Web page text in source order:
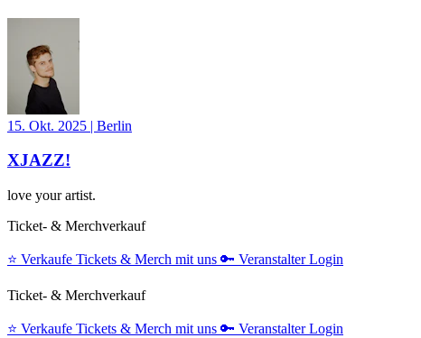
15. Okt. 2025 | Berlin
XJAZZ!
love your artist.
Ticket- & Merchverkauf
⭐️ Verkaufe Tickets & Merch mit uns 🔑 Veranstalter Login
Ticket- & Merchverkauf
⭐️ Verkaufe Tickets & Merch mit uns 🔑 Veranstalter Login